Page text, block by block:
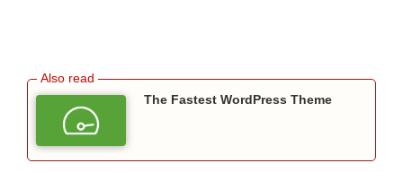
The Fastest WordPress Theme